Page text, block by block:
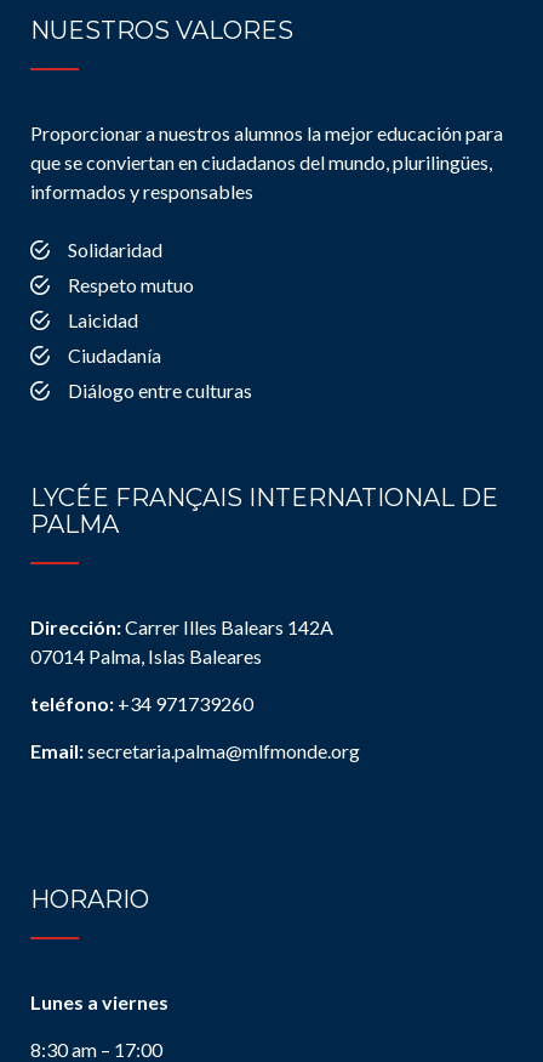
NUESTROS VALORES
Proporcionar a nuestros alumnos la mejor educación para
que se conviertan en ciudadanos del mundo, plurilingües,
informados y responsables
Solidaridad
Respeto mutuo
Laicidad
Ciudadanía
Diálogo entre culturas
LYCÉE FRANÇAIS INTERNATIONAL DE
PALMA
Dirección:Carrer Illes Balears 142A
07014 Palma, Islas Baleares
teléfono: +34 971739260
Email:secretaria.palma@mlfmonde.org
HORARIO
Lunes a viernes
8:30 am – 17:00